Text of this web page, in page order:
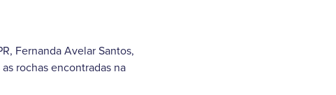
Fernanda Avelar Santos,
rochas encontradas na